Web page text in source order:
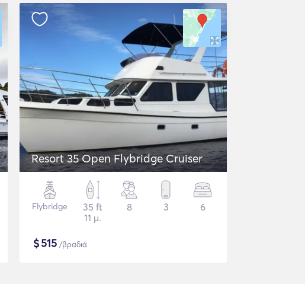
Resort 35 Open Flybridge Cruiser
Flybridge
35 ft
11 μ.
8 3 6
$515 /βραδιά